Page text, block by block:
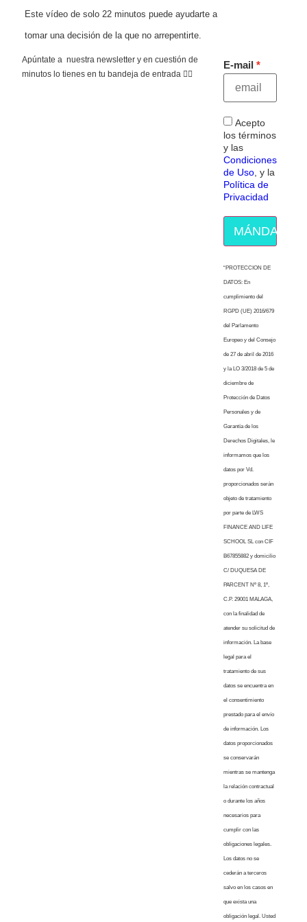
Este vídeo de solo 22 minutos puede ayudarte a
tomar una decisión de la que no arrepentirte.
Apúntate a nuestra newsletter y en cuestión de
minutos lo tienes en tu bandeja de entrada 👇🏻
E-mail
Acepto
los términos
y las
Condiciones
de Uso, y la
Política de
Privacidad
MÁNDAME
“PROTECCION DE
DATOS: En
cumplimiento del
RGPD (UE) 2016/679
del Parlamento
Europeo y del Consejo
de 27 de abril de 2016
y la LO 3/2018 de 5 de
diciembre de
Protección de Datos
Personales y de
Garantía de los
Derechos Digitales, le
informamos que los
datos por Vd.
proporcionados serán
objeto de tratamiento
por parte de LWS
FINANCE AND LIFE
SCHOOL SL con CIF
B67855882 y domicilio
C/ DUQUESA DE
PARCENT Nº 8, 1º,
C.P. 29001 MALAGA,
con la finalidad de
atender su solicitud de
información. La base
legal para el
tratamiento de sus
datos se encuentra en
el consentimiento
prestado para el envío
de información. Los
datos proporcionados
se conservarán
mientras se mantenga
la relación contractual
o durante los años
necesarios para
cumplir con las
obligaciones legales.
Los datos no se
cederán a terceros
salvo en los casos en
que exista una
obligación legal. Usted